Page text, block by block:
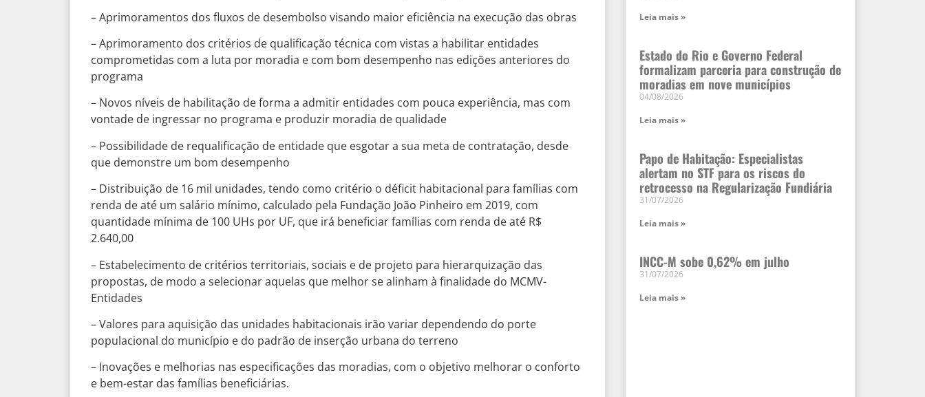
– Aprimoramentos dos fluxos de desembolso visando maior eficiência na execução das obras
– Aprimoramento dos critérios de qualificação técnica com vistas a habilitar entidades
comprometidas com a luta por moradia e com bom desempenho nas edições anteriores do
programa
– Novos níveis de habilitação de forma a admitir entidades com pouca experiência, mas com
vontade de ingressar no programa e produzir moradia de qualidade
– Possibilidade de requalificação de entidade que esgotar a sua meta de contratação, desde
que demonstre um bom desempenho
– Distribuição de 16 mil unidades, tendo como critério o déficit habitacional para famílias com
renda de até um salário mínimo, calculado pela Fundação João Pinheiro em 2019, com
quantidade mínima de 100 UHs por UF, que irá beneficiar famílias com renda de até R$
2.640,00
– Estabelecimento de critérios territoriais, sociais e de projeto para hierarquização das
propostas, de modo a selecionar aquelas que melhor se alinham à finalidade do MCMV-
Entidades
– Valores para aquisição das unidades habitacionais irão variar dependendo do porte
populacional do município e do padrão de inserção urbana do terreno
– Inovações e melhorias nas especificações das moradias, com o objetivo melhorar o conforto
e bem-estar das famílias beneficiárias.
Leia mais »
Estado do Rio e Governo Federal
formalizam parceria para construção de
moradias em nove municípios
04/08/2026
Leia mais »
Papo de Habitação: Especialistas
alertam no STF para os riscos do
retrocesso na Regularização Fundiária
31/07/2026
Leia mais »
INCC-M sobe 0,62% em julho
31/07/2026
Leia mais »